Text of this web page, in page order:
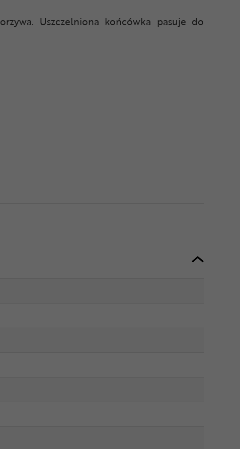
Uszczelniona końcówka pasuje do